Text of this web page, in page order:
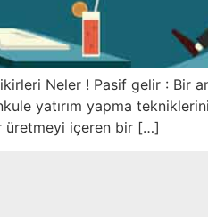
Neler ! Pasif gelir : Bir
yatırım yapma
üretmeyi içeren bir […]